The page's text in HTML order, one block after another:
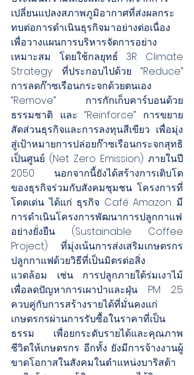
เปลี่ยนแปลงสภาพภูมิอากาศที่ส่งผลกระ
ทบต่อการดำเนินธุรกิจมาอย่างต่อเนื่อง
เพื่อวางแผนการบริหารจัดการอย่าง
เหมาะสม โดยใช้กลยุทธ์ 3R Climate
Strategy ที่ประกอบไปด้วย “Reduce”
การลดก๊าซเรือนกระจกด้วยตนเอง
“Remove” การกักเก็บคาร์บอนด้วย
ธรรมชาติ และ “Reinforce” การขยาย
สัดส่วนธุรกิจและการลงทุนสีเขียว เพื่อมุ่ง
สู่เป้าหมายการปล่อยก๊าซเรือนกระจกสุทธิ
เป็นศูนย์ (Net Zero Emission) ภายในปี
2050 นอกจากนี้ยังได้สร้างการเติบโต
ของธุรกิจร่วมกับสังคมชุมชน โครงการที่
โดดเด่น ได้แก่ ธุรกิจ Café Amazon มี
การดำเนินโครงการพัฒนาการปลูกกาแฟ
อย่างยั่งยืน (Sustainable Coffee
Project) ที่มุ่งเน้นการส่งเสริมเกษตรกร
ปลูกกาแฟด้วยวิธีที่เป็นมิตรต่อสิ่ง
แวดล้อม เช่น การปลูกภายใต้ร่มเงาไม้
เพื่อลดปัญหาการเผาป่าและฝุ่น PM 2.5
ควบคู่กับการสร้างรายได้ที่มั่นคงแก่
เกษตรกรผ่านการรับซื้อในราคาที่เป็น
ธรรม เพื่อยกระดับรายได้และคุณภาพ
ชีวิตให้เกษตรกร อีกทั้ง ยังมีการจ้างงานผู้
ขาดโอกาสในสังคมในตำแหน่งบาริสต้า